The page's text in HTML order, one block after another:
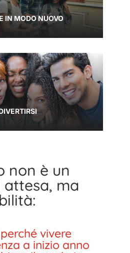
IN MODO NUOVO
non è un
attesa, ma
vivere
a inizio anno